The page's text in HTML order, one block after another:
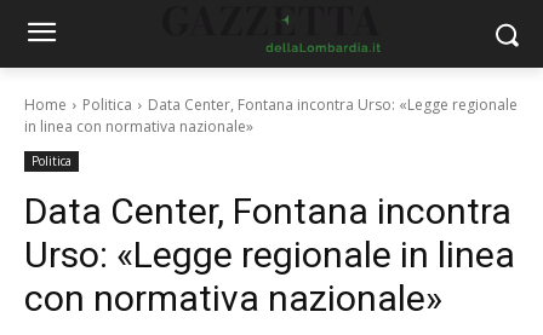
Home Politica
Data Center, Fontana incontra Urso: «Legge regionale
in linea con normativa nazionale»
Politica
Data Center, Fontana incontra
Urso: «Legge regionale in linea
con normativa nazionale»